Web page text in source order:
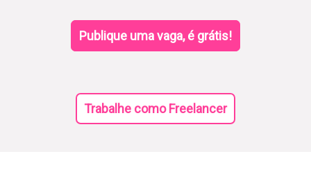
Publique uma vaga, é grátis!
Trabalhe como Freelancer